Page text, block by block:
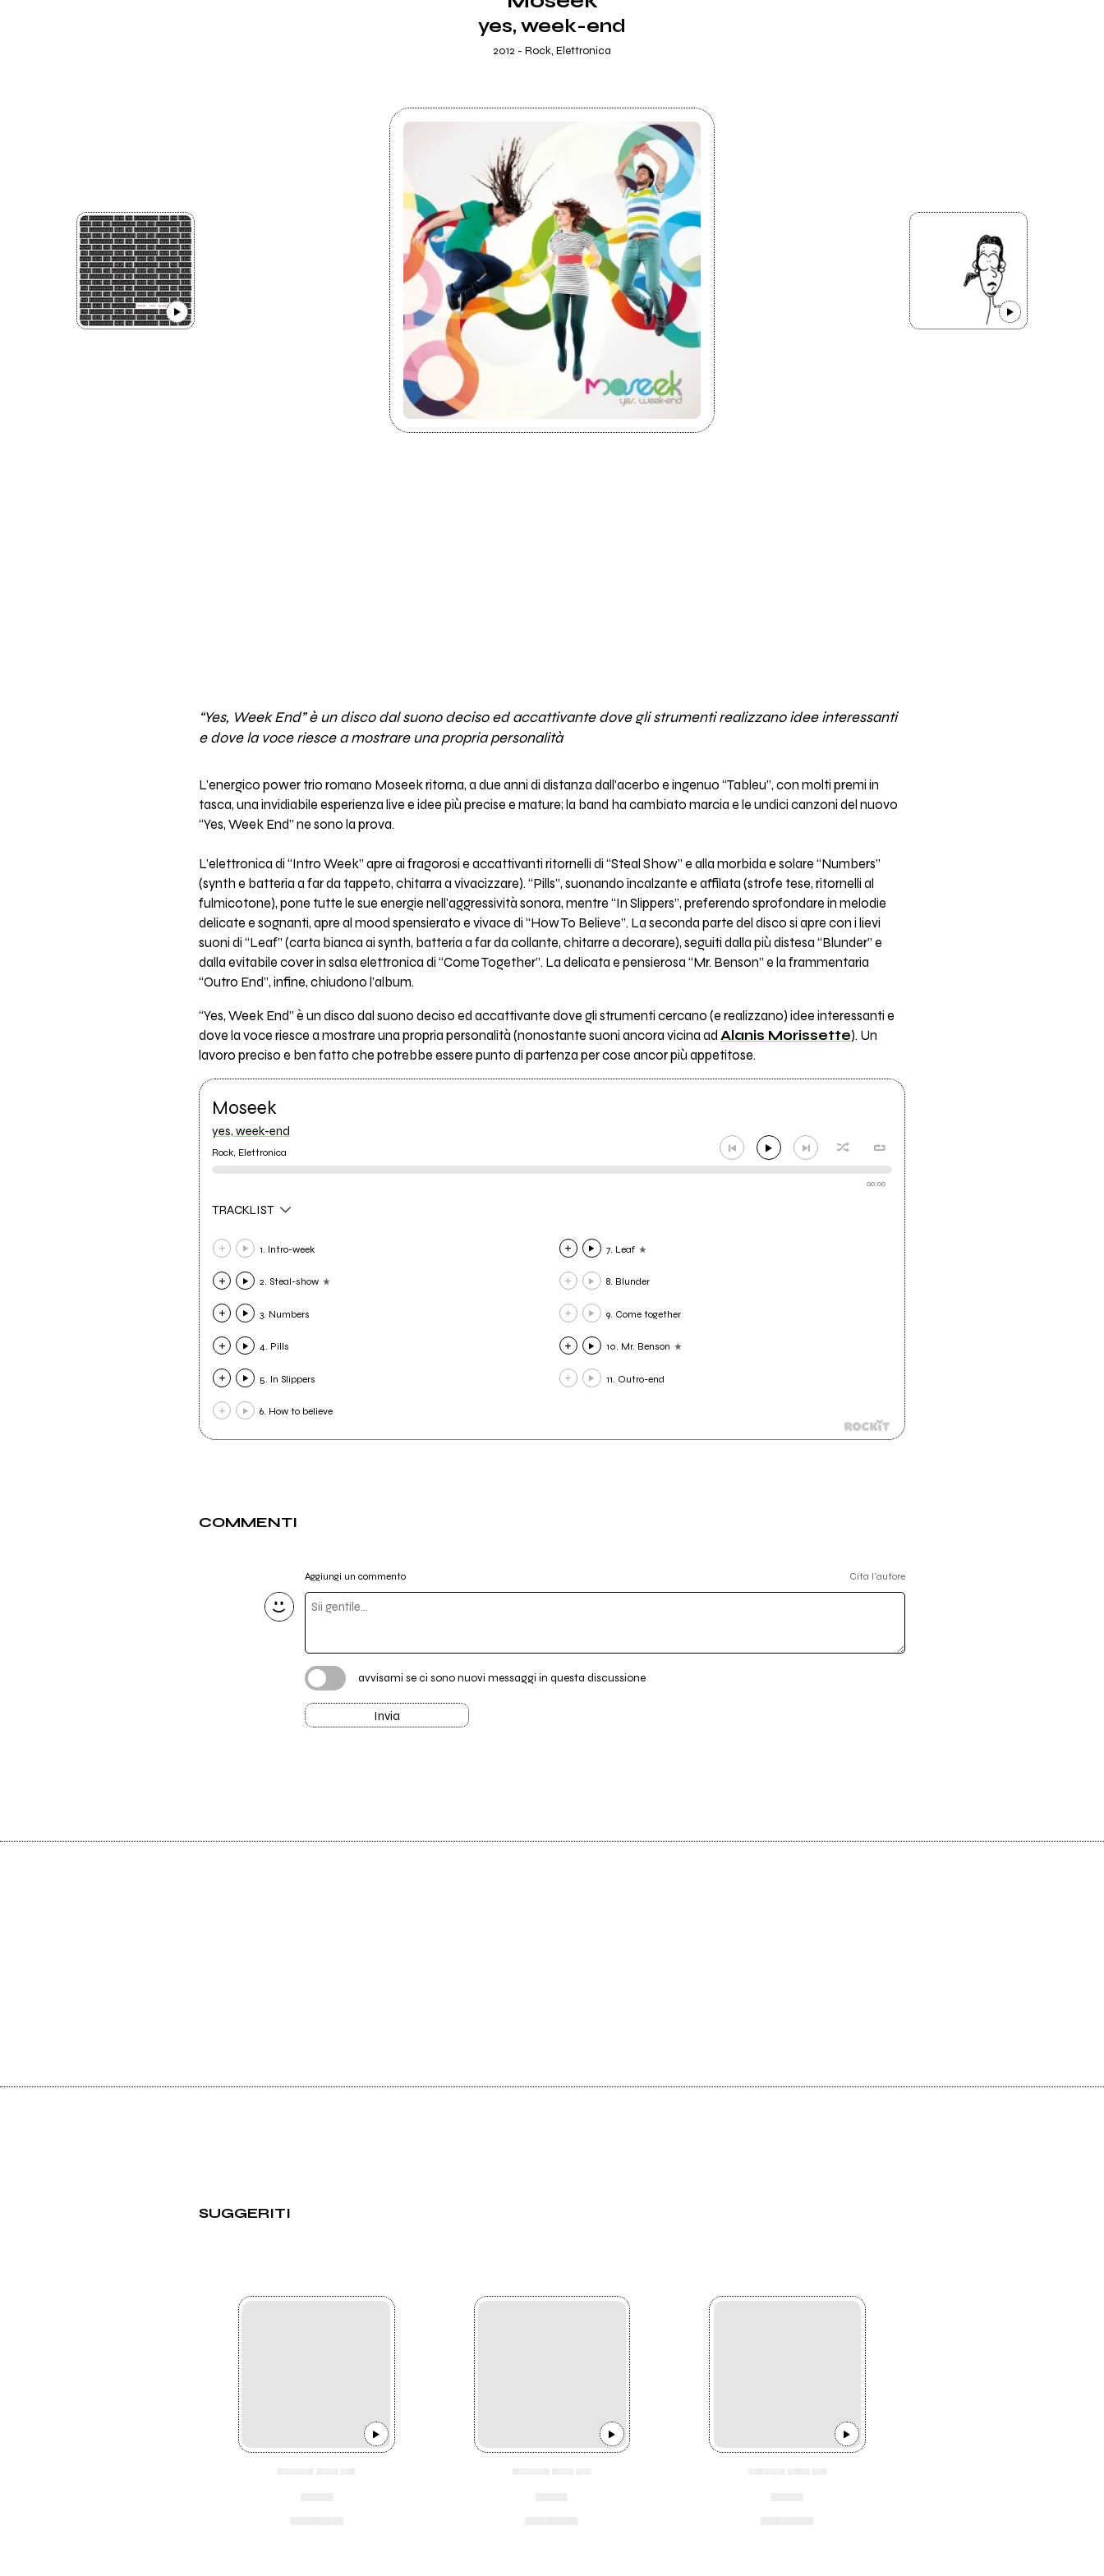
yes, week-end
2012 - Rock, Elettronica
“Yes, Week End” è un disco dal suono deciso ed accattivante dove gli strumenti realizzano idee interessanti
e dove la voce riesce a mostrare una propria personalità
L'energico power trio romano Moseek ritorna, a due anni di distanza dall'acerbo e ingenuo “Tableu”, con molti premi in
tasca, una invidiabile esperienza live e idee più precise e mature; la band ha cambiato marcia e le undici canzoni del nuovo
“Yes, Week End” ne sono la prova.
L'elettronica di “Intro Week” apre ai fragorosi e accattivanti ritornelli di “Steal Show” e alla morbida e solare “Numbers”
(synth e batteria a far da tappeto, chitarra a vivacizzare). “Pills”, suonando incalzante e affilata (strofe tese, ritornelli al
fulmicotone), pone tutte le sue energie nell'aggressività sonora, mentre “In Slippers”, preferendo sprofondare in melodie
delicate e sognanti, apre al mood spensierato e vivace di “How To Believe”. La seconda parte del disco si apre con i lievi
suoni di “Leaf” (carta bianca ai synth, batteria a far da collante, chitarre a decorare), seguiti dalla più distesa “Blunder” e
dalla evitabile cover in salsa elettronica di “Come Together”. La delicata e pensierosa “Mr. Benson” e la frammentaria
“Outro End”, infine, chiudono l'album.
“Yes, Week End” è un disco dal suono deciso ed accattivante dove gli strumenti cercano (e realizzano) idee interessanti e
dove la voce riesce a mostrare una propria personalità (nonostante suoni ancora vicina ad Alanis Morissette). Un
lavoro preciso e ben fatto che potrebbe essere punto di partenza per cose ancor più appetitose.
Moseek
yes, week-end
Rock, Elettronica
00:00
TRACKLIST
1. Intro-week
2. Steal-show
3. Numbers
4. Pills
5. In Slippers
6. How to believe
7. Leaf
8. Blunder
9. Come together
10. Mr. Benson
11. Outro-end
COMMENTI
Aggiungi un commento Cita l'autore
avvisami se ci sono nuovi messaggi in questa discussione
Invia
SUGGERITI